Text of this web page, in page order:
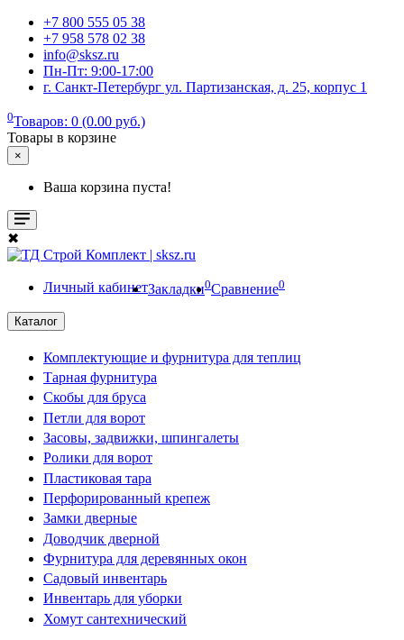
+7 800 555 05 38
+7 958 578 02 38
info@sksz.ru
Пн-Пт: 9:00-17:00
г. Санкт-Петербург ул. Партизанская, д. 25, корпус 1
0Товаров: 0 (0.00 руб.)
Товары в корзине
×
Ваша корзина пуста!
✖
Личный кабинетЗакладки0Сравнение0
Каталог
Комплектующие и фурнитура для теплиц
Тарная фурнитура
Скобы для бруса
Петли для ворот
Засовы, задвижки, шпингалеты
Ролики для ворот
Пластиковая тара
Перфорированный крепеж
Замки дверные
Доводчик дверной
Фурнитура для деревянных окон
Садовый инвентарь
Инвентарь для уборки
Хомут сантехнический